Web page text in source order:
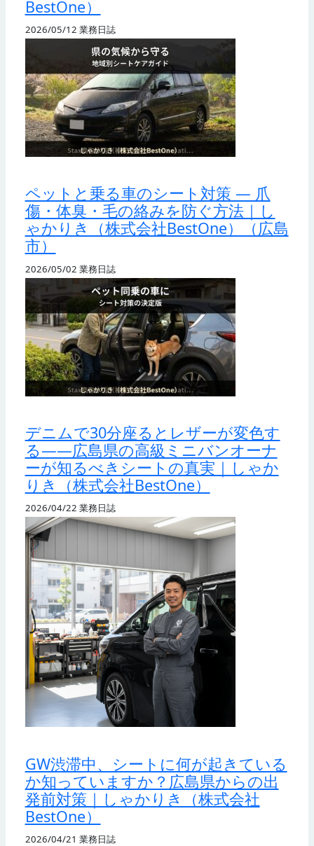
BestOne）
2026/05/12 業務日誌
ペットと乗る車のシート対策 — 爪
傷・体臭・毛の絡みを防ぐ方法｜し
ゃかりき（株式会社BestOne）（広島
市）
2026/05/02 業務日誌
デニムで30分座るとレザーが変色す
る——広島県の高級ミニバンオーナ
ーが知るべきシートの真実｜しゃか
りき（株式会社BestOne）
2026/04/22 業務日誌
GW渋滞中、シートに何が起きている
か知っていますか？広島県からの出
発前対策｜しゃかりき（株式会社
BestOne）
2026/04/21 業務日誌